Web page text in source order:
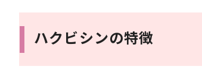
ハクビシンの特徴